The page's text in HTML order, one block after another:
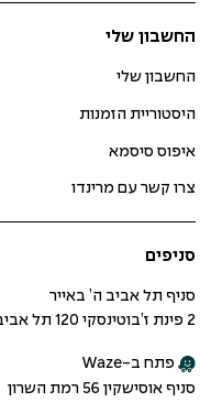
החשבון שלי
החשבון שלי
היסטוריית הזמנות
איפוס סיסמא
צרו קשר עם מרינדו
סניפים
סניף תל אביב ה’ באייר
2 פינת ז’בוטינסקי 120 תל אביב
פתח ב-Waze
סניף אוסישקין 56 רמת השרון